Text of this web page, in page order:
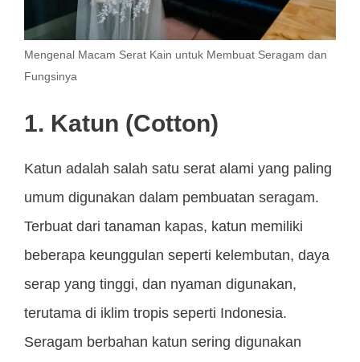
Mengenal Macam Serat Kain untuk Membuat Seragam dan
Fungsinya
1. Katun (Cotton)
Katun adalah salah satu serat alami yang paling
umum digunakan dalam pembuatan seragam.
Terbuat dari tanaman kapas, katun memiliki
beberapa keunggulan seperti kelembutan, daya
serap yang tinggi, dan nyaman digunakan,
terutama di iklim tropis seperti Indonesia.
Seragam berbahan katun sering digunakan